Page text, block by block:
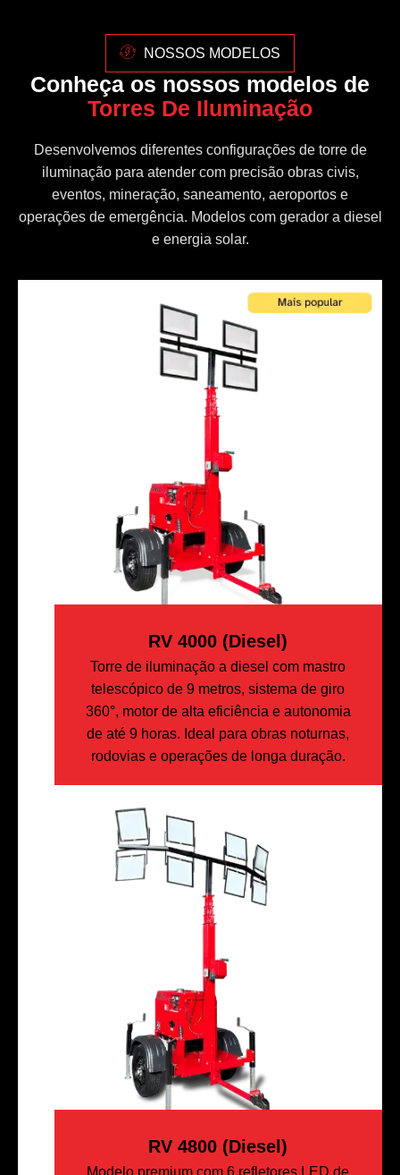
NOSSOS MODELOS
Conheça os nossos modelos de
Torres De Iluminação
Desenvolvemos diferentes configurações de torre de
iluminação para atender com precisão obras civis,
eventos, mineração, saneamento, aeroportos e
operações de emergência. Modelos com gerador a diesel
e energia solar.
RV 4000 (diesel)
Torre de iluminação a diesel com mastro
telescópico de 9 metros, sistema de giro
360°, motor de alta eficiência e autonomia
de até 9 horas. Ideal para obras noturnas,
rodovias e operações de longa duração.
RV 4800 (Diesel)
Modelo premium com 6 refletores LED de